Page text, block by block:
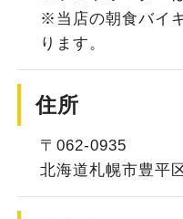
※当店の朝食バイ
ります。
住所
〒062-0935
北海道札幌市豊平